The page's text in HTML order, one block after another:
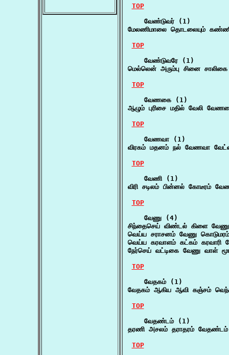
TOP
    வேண்டுவர் (1)
மேலணிமாலை தொடலையும்
TOP
    வேண்டுவரே (1)
மெல்லென் அரும்பு சினை
TOP
    வேணகை (1)
ஆழும் புரிசை மதில் வேலி
TOP
    வேணவா (1)
விரகம் மதனம் நல் வேணவா
TOP
    வேணி (1)
விரி சடிலம் பின்னல் கோடீரம்
TOP
    வேணு (4)
சிந்தைசெய் விண்டல் கிளை
வெய்ய சராசனம் வேணு
வெய்ய கரவாளம் கட்கம்
நேர்செய் வட்டிகை வேணு வாள்
TOP
    வேதகம் (1)
வேதகம் ஆகிய ஆவி கஞ்சம்
TOP
    வேதண்டம் (1)
தரணி அசலம் தராதரம்
TOP